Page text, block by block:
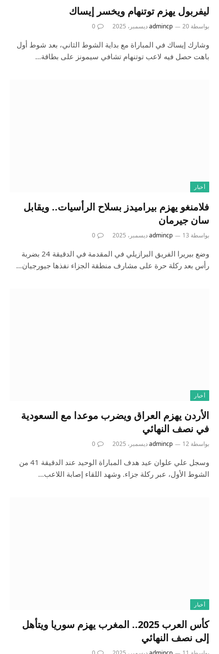
ليفربول يهزم توتنهام ويخسر إيساك
بواسطة admincp 20 ديسمبر، 2025 0
وشارك إيساك في المباراة مع ⁠بداية الشوط الثاني، بعد شوط أول
باهت حصل فيه لاعب توتنهام ‌تشافي سيمونز ​على بطاقة…
أخبار
فلامنغو يهزم بيراميدز بسلاح الرأسيات.. ويقابل
سان جيرمان
بواسطة admincp 13 ديسمبر، 2025 0
وضع بيريرا الفريق البرازيلي في المقدمة في الدقيقة 24 بضربة
رأس بعد ركلة حرة على مشارف منطقة الجزاء نفذها جيورجيان…
أخبار
الأردن يهزم العراق ويضرب موعدا مع السعودية
في نصف النهائي
بواسطة admincp 12 ديسمبر، 2025 0
وسجل علي علوان عيد هدف المباراة الوحيد عند الدقيقة 41 من
الشوط الأول، عبر ركلة جزاء. وشهد اللقاء إصابة اللاعب…
أخبار
كأس العرب 2025.. المغرب يهزم سوريا ويتأهل
إلى نصف النهائي